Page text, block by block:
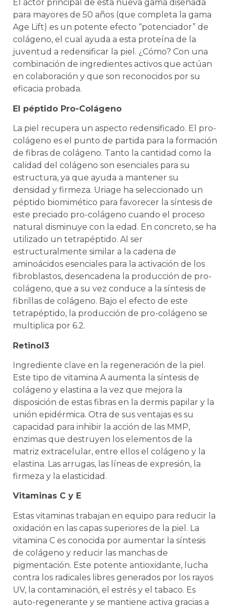
El actor principal de esta nueva gama diseñada
para mayores de 50 años (que completa la gama
Age Lift) es un potente efecto “potenciador” de
colágeno, el cual ayuda a esta proteína de la
juventud a redensificar la piel. ¿Cómo? Con una
combinación de ingredientes activos que actúan
en colaboración y que son reconocidos por su
eficacia probada.
El péptido Pro-Colágeno
La piel recupera un aspecto redensificado. El pro-
colágeno es el punto de partida para la formación
de fibras de colágeno. Tanto la cantidad como la
calidad del colágeno son esenciales para su
estructura, ya que ayuda a mantener su
densidad y firmeza. Uriage ha seleccionado un
péptido biomimético para favorecer la síntesis de
este preciado pro-colágeno cuando el proceso
natural disminuye con la edad. En concreto, se ha
utilizado un tetrapéptido. Al ser
estructuralmente similar a la cadena de
aminoácidos esenciales para la activación de los
fibroblastos, desencadena la producción de pro-
colágeno, que a su vez conduce a la síntesis de
fibrillas de colágeno. Bajo el efecto de este
tetrapéptido, la producción de pro-colágeno se
multiplica por 6.2.
Retinol3
Ingrediente clave en la regeneración de la piel.
Este tipo de vitamina A aumenta la síntesis de
colágeno y elastina a la vez que mejora la
disposición de estas fibras en la dermis papilar y la
unión epidérmica. Otra de sus ventajas es su
capacidad para inhibir la acción de las MMP,
enzimas que destruyen los elementos de la
matriz extracelular, entre ellos el colágeno y la
elastina. Las arrugas, las líneas de expresión, la
firmeza y la elasticidad.
Vitaminas C y E
Estas vitaminas trabajan en equipo para reducir la
oxidación en las capas superiores de la piel. La
vitamina C es conocida por aumentar la síntesis
de colágeno y reducir las manchas de
pigmentación. Este potente antioxidante, lucha
contra los radicales libres generados por los rayos
UV, la contaminación, el estrés y el tabaco. Es
auto-regenerante y se mantiene activa gracias a